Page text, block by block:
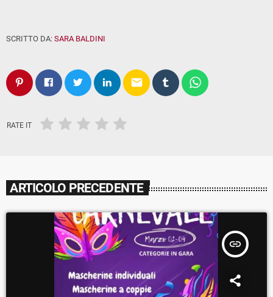
SCRITTO DA: SARA BALDINI
email
RATE IT
ARTICOLO PRECEDENTE
insert_link